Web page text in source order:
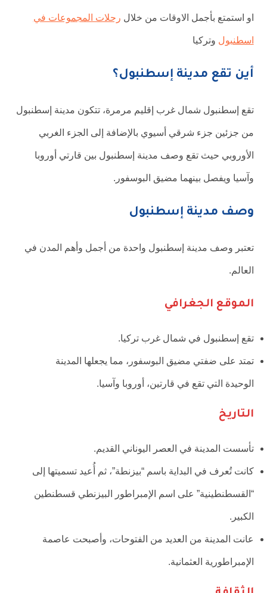
او استمتع بأجمل الاوقات من خلال رحلات المجموعات في
اسطنبول وتركيا
أين تقع مدينة إسطنبول؟
تقع إسطنبول شمال غرب إقليم مرمرة، تتكون مدينة إسطنبول
من جزئين جزء شرقي أسيوي بالإضافة إلى الجزء الغربي
الأوروبي حيث تقع وصف مدينة إسطنبول بين قارتي أوروبا
وآسيا ويفصل بينهما مضيق البوسفور.
وصف مدينة إسطنبول
تعتبر وصف مدينة إسطنبول واحدة من أجمل وأهم المدن في
العالم.
الموقع الجغرافي
تقع إسطنبول في شمال غرب تركيا.
تمتد على ضفتي مضيق البوسفور، مما يجعلها المدينة
الوحيدة التي تقع في قارتين، أوروبا وآسيا.
التاريخ
تأسست المدينة في العصر اليوناني القديم.
كانت تُعرف في البداية باسم “بيزنطة”، ثم أُعيد تسميتها إلى
“القسطنطينية” على اسم الإمبراطور البيزنطي قسطنطين
الكبير.
عانت المدينة من العديد من الفتوحات، وأصبحت عاصمة
الإمبراطورية العثمانية.